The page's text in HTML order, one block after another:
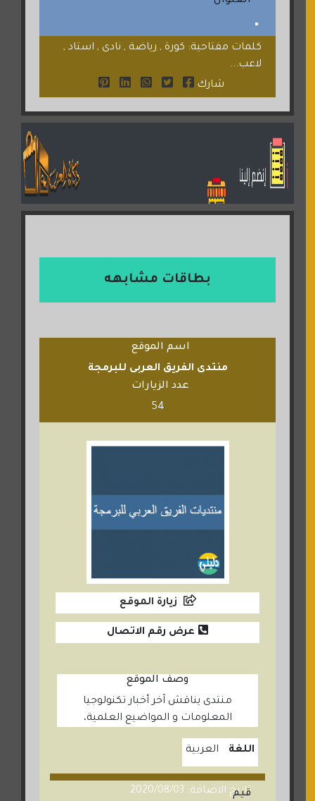
كلمات مفتاحية: كورة , رياضة , نادى , استاد ,
لاعب...
شارك
بطاقات مشابهه
اسم الموقع
منتدى الفريق العربى للبرمجة
عدد الزيارات
54
زيارة الموقع
عرض رقم الاتصال
وصف الموقع
منتدى يناقش آخر أخبار تكنولوجيا
المعلومات و المواضيع العلمية،
اللغة العربية
تاريخ الاضافة: 2020/08/03
قيم